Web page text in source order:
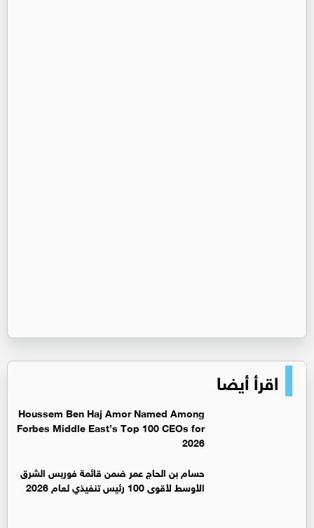
اقرأ أيضا
Houssem Ben Haj Amor Named Among
Forbes Middle East’s Top 100 CEOs for
2026
حسام بن الحاج عمر ضمن قائمة فوربس الشرق
الأوسط لأقوى 100 رئيس تنفيذي لعام 2026